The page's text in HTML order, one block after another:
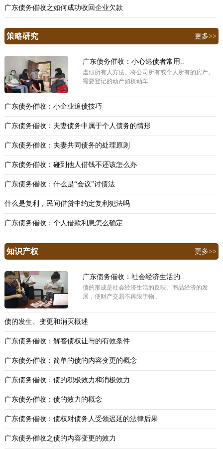
广东债务催收之如何成功收回企业欠款
策略研究 更多>>
广东债务催收：小心逃债者常用..
虚假所有人方法。将公司所有或个人所有的房产、
需要登记的动产如机动车..
广东债务催收：小企业追债技巧
广东债务催收：夫妻债务中属于个人债务的情形
广东债务催收：夫妻共同债务的处理原则
广东债务催收：碰到他人借钱不还该怎么办
广东债务催收：什么是“会议”讨债法
什么是复利，民间借贷中约定复利犯法吗
广东债务催收：个人借款利息怎么确定
知识产权 更多>>
广东债务催收：社会经济生活的..
债的形成是社会经济生活的反映。商品经济的发
展，使财产交易不再限于物..
债的发生、变更和消灭概述
广东债务催收：解答债权让与的有效条件
广东债务催收：简单的债的内容变更的概念
广东债务催收：债的积极效力和消极效力
广东债务催收：债的效力的概念
广东债务催收：债权对债务人受领迟延的法律后果
广东债务催收之债的内容变更的效力